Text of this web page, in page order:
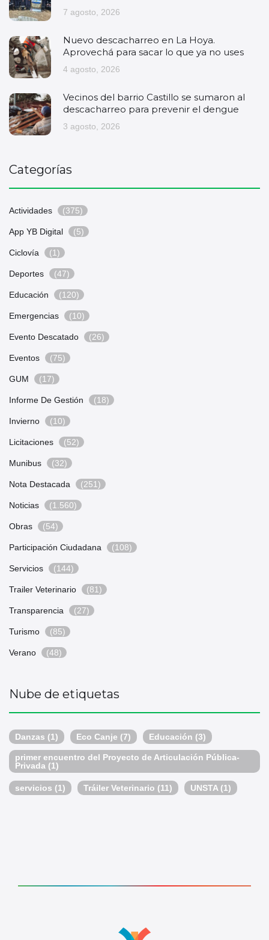
7 agosto, 2026
Nuevo descacharreo en La Hoya.
Aprovechá para sacar lo que ya no uses
4 agosto, 2026
Vecinos del barrio Castillo se sumaron al
descacharreo para prevenir el dengue
3 agosto, 2026
Categorías
Actividades (375)
App YB Digital (5)
Ciclovía (1)
Deportes (47)
Educación (120)
Emergencias (10)
Evento Descatado (26)
Eventos (75)
GUM (17)
Informe De Gestión (18)
Invierno (10)
Licitaciones (52)
Munibus (32)
Nota Destacada (251)
Noticias (1.560)
Obras (54)
Participación Ciudadana (108)
Servicios (144)
Trailer Veterinario (81)
Transparencia (27)
Turismo (85)
Verano (48)
Nube de etiquetas
Danzas (1) Eco Canje (7) Educación (3)
primer encuentro del Proyecto de Articulación Pública-
Privada (1)
servicios (1) Tráiler Veterinario (11) UNSTA (1)